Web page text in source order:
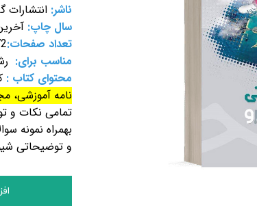
ناشر: انتشارات
سال چاپ:
تعداد صفحات:
مناسب برای:
محتوای کتاب :
نامه آموزشی،
تمامی نکات و
بهمراه نمونه
و توضیحاتی